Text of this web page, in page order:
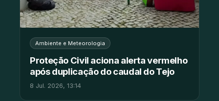
Ambiente e Meteorologia
Proteção Civil aciona alerta vermelho
após duplicação do caudal do Tejo
8 Jul. 2026, 13:14